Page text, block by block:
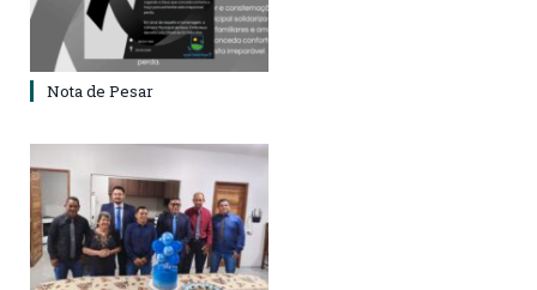
Nota de Pesar